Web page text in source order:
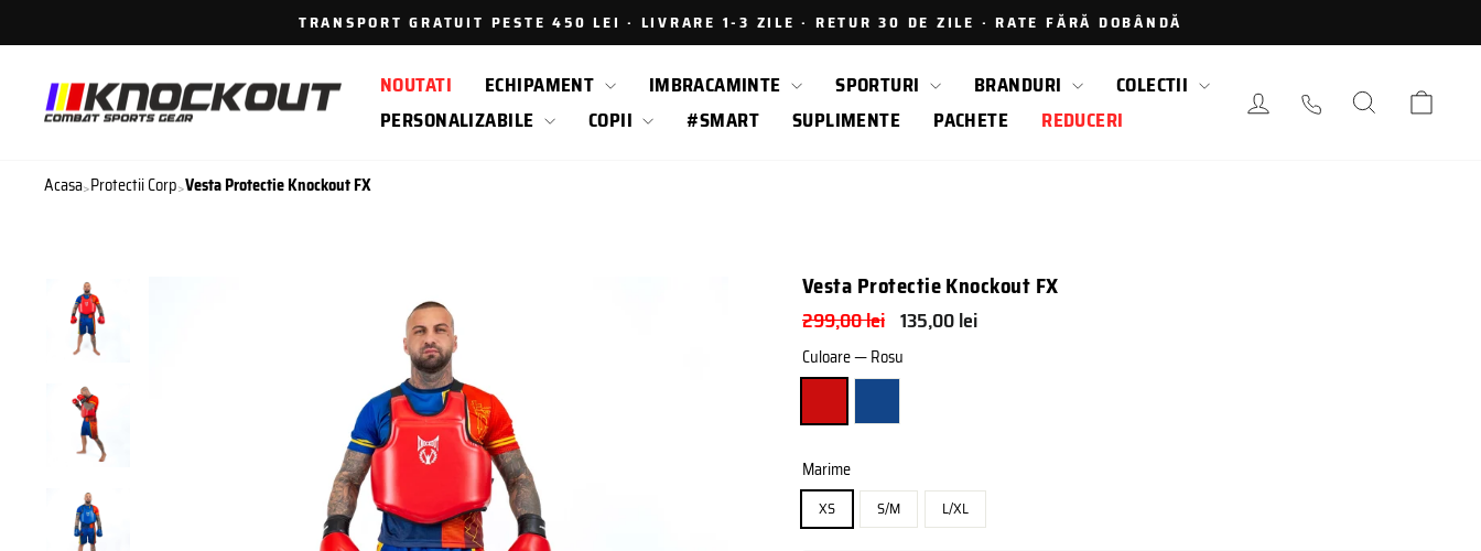
la
Intrerupe
prezentarea
TRANSPORT GRATUIT PESTE 450 LEI · LIVRARE 1-3 ZILE · RETUR 30 DE ZILE · RATE FĂRĂ DOBÂNDĂ
NOUTATI ECHIPAMENT IMBRACAMINTE SPORTURI BRANDURI
COLECTII
PERSONALIZABILE
COPII #SMART SUPLIMENTE PACHETE REDUCERI
AUTENTIFICARE /CAUTARE
Acasa>Protectii Corp>Vesta Protectie Knockout FX
Vesta Protectie Knockout FX
Pret
obisnuit
299,00 lei Pret
de
vanzare
135,00 lei
Culoare—Rosu
Marime
XS S/M L/XL